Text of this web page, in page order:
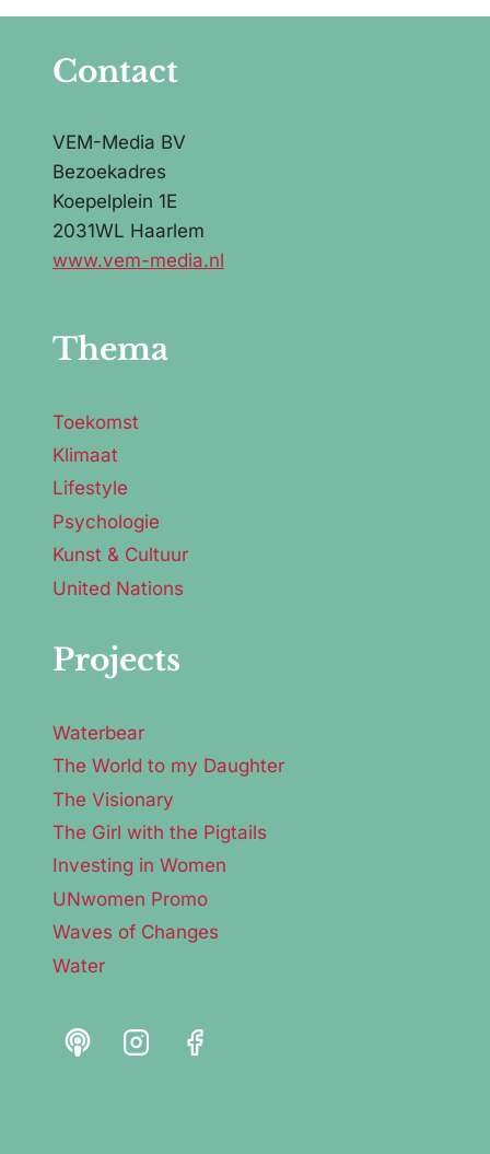
Contact
VEM-Media BV
Bezoekadres
Koepelplein 1E
2031WL Haarlem
www.vem-media.nl
Thema
Toekomst
Klimaat
Lifestyle
Psychologie
Kunst & Cultuur
United Nations
Projects
Waterbear
The World to my Daughter
The Visionary
The Girl with the Pigtails
Investing in Women
UNwomen Promo
Waves of Changes
Water